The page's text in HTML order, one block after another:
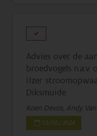
Advies over de
broedvogels n.a.v.
IJzer
Diksmuide
Koen Devos, Andy
03/05/2024